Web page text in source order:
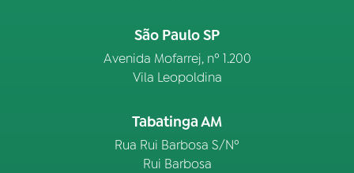
São Paulo SP
Avenida Mofarrej, nº 1.200
Vila Leopoldina
Tabatinga AM
Rua Rui Barbosa S/Nº
Rui Barbosa